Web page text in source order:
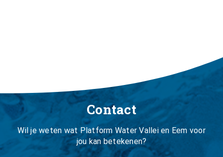
Contact
Wil je weten wat Platform Water Vallei en Eem voor
jou kan betekenen?